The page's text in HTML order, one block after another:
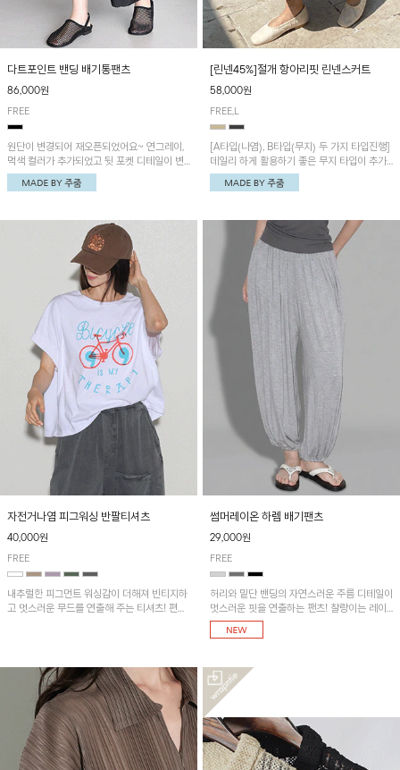
다트포인트 밴딩 배기통팬츠
86,000원
FREE
원단이 변경되어 재오픈되었어요~ 연그레이,
먹색 컬러가 추가되었고 뒷 포켓 디테일이 변
경되었습니다~가볍고 시원하게 착용되는 배
기통팬츠! 허리밴딩과 여유로운 통으로 편안해
[린넨45%]절개 항아리핏 린넨스커트
58,000원
FREE,L
[A타입(나염), B타입(무지) 두 가지 타입진행]
데일리 하게 활용하기 좋은 무지 타입이 추가
되었어요~ 볼륨감 있는 항아리핏 실루엣이 유
니크하며 포켓디테일이 POINT!
자전거나염 피그워싱 반팔티셔츠
40,000원
FREE
내추럴한 피그먼트 워싱감이 더해져 빈티지하
고 멋스러운 무드를 연출해 주는 티셔츠! 편안
썸머레이온 하렘 배기팬츠
29,000원
FREE
허리와 밑단 밴딩의 자연스러운 주름 디테일이
멋스러운 핏을 연출하는 팬츠! 찰랑이는 레이
온 소재로 가볍고 시원하게 착용되며, 여유로
운 실루엣으로 활동성이 좋아 데일리 하게 즐